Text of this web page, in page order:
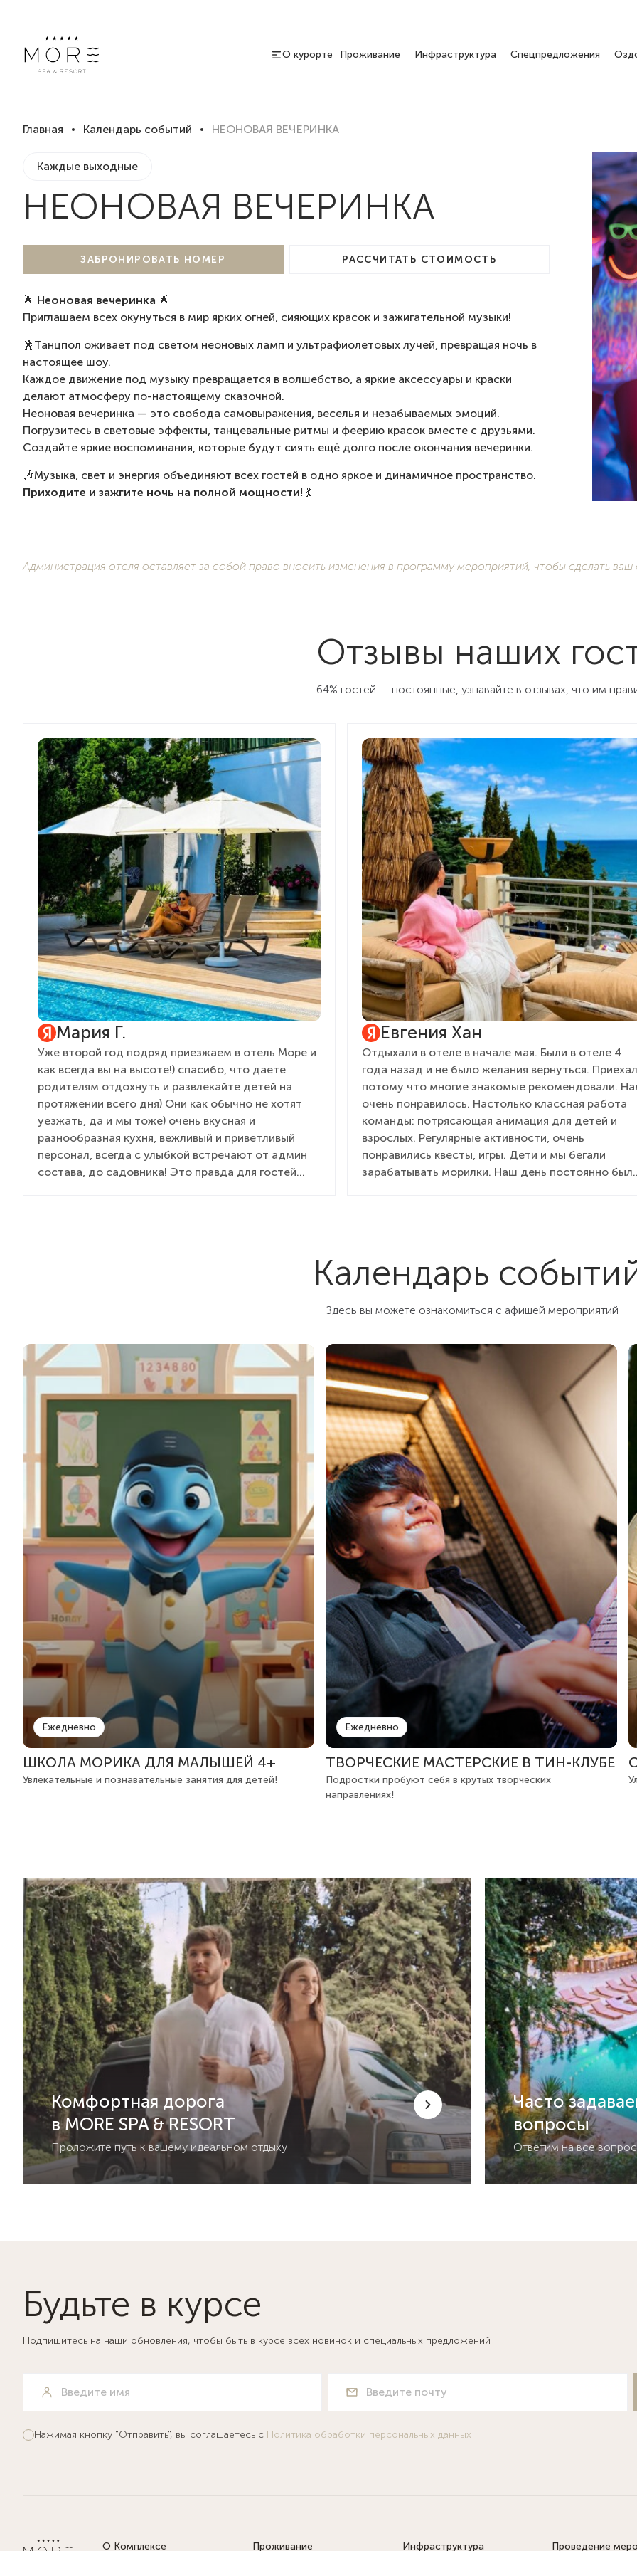
О курорте Проживание Инфраструктура Спецпредложения
Главная Календарь событий НЕОНОВАЯ ВЕЧЕРИНКА
Каждые выходные
НЕОНОВАЯ ВЕЧЕРИНКА
ЗАБРОНИРОВАТЬ НОМЕР РАССЧИТАТЬ СТОИМОСТЬ
🌟 Неоновая вечеринка 🌟
Приглашаем всех окунуться в мир ярких огней, сияющих красок и зажигательной музыки!
🕺Танцпол оживает под светом неоновых ламп и ультрафиолетовых лучей, превращая ночь в
настоящее шоу.
Каждое движение под музыку превращается в волшебство, а яркие аксессуары и краски
делают атмосферу по-настоящему сказочной.
Неоновая вечеринка — это свобода самовыражения, веселья и незабываемых эмоций.
Погрузитесь в световые эффекты, танцевальные ритмы и феерию красок вместе с друзьями.
Создайте яркие воспоминания, которые будут сиять ещё долго после окончания вечеринки.
🎶Музыка, свет и энергия объединяют всех гостей в одно яркое и динамичное пространство.
Приходите и зажгите ночь на полной мощности! 💃
Администрация отеля оставляет за собой право вносить изменения в программу мероприятий, чтобы сделать
Отзывы наших
64% гостей — постоянные, узнавайте в отзывах, что им
Мария Г.
Уже второй год подряд приезжаем в отель Море и
как всегда вы на высоте!) спасибо, что даете
родителям отдохнуть и развлекайте детей на
протяжении всего дня) Они как обычно не хотят
уезжать, да и мы тоже) очень вкусная и
разнообразная кухня, вежливый и приветливый
персонал, всегда с улыбкой встречают от админ
состава, до садовника! Это правда для гостей
Евгения Хан
Отдыхали в отеле в начале мая. Были в отеле 4
года назад и не было желания вернуться.
потому что многие знакомые рекомендовали.
очень понравилось. Настолько классная работа
команды: потрясающая анимация для детей и
взрослых. Регулярные активности, очень
понравились квесты, игры. Дети и мы бегали
зарабатывать морилки. Наш день постоянно был
линия - по нашему мнению, сейчас здесь лучшая
шведка в Крыму: много блюд, всегда
не было такого чтобы каких-то блюд не было к
концу шведки. Понравилось что здесь нет
людей))) а еще понравилось как отель
с днем рождения именно ников: это трогает до
слез 🤍
Спасибо! Еще вернемся!
Календарь
Здесь вы можете ознакомиться с афишей мероприятий
Ежедневно
ШКОЛА МОРИКА ДЛЯ МАЛЫШЕЙ 4+
Увлекательные и познавательные занятия для детей!
Ежедневно
ТВОРЧЕСКИЕ МАСТЕРСКИЕ В ТИН-КЛУБЕ
Подростки пробуют себя в крутых творческих
направлениях!
Комфортная дорога
в MORE SPA & RESORT
Проложите путь к вашему идеальном отдыху
Часто
вопросы
Ответим на все
Будьте в курсе
Подпишитесь на наши обновления, чтобы быть в курсе всех новинок и специальных предложений
Нажимая кнопку "Отправить", вы соглашаетесь с Политика обработки персональных данных
О Комплексе Проживание Инфраструктура Проведение